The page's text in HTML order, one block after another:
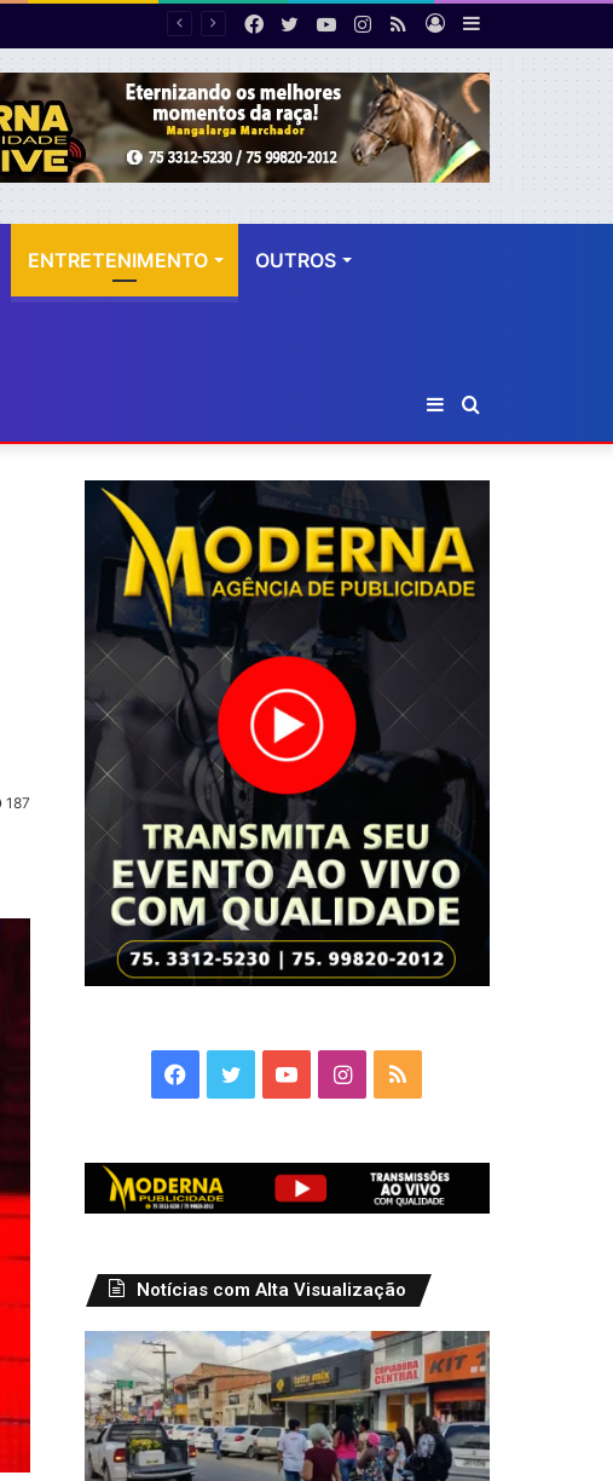
Barra
Lateral
Entrar
RSS
Instagram
YouTube
Twitter
Facebook
ENTRETENIMENTO OUTROS
por
Barra
Lateral
187
Facebook
TwitterYouTubeInstagram
RSS
Notícias com Alta Visualização